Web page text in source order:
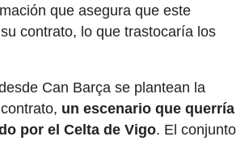
que asegura que este
contrato, lo que trastocaría los
Can Barça se plantean la
un escenario que querría
por el Celta de Vigo. El conjunto